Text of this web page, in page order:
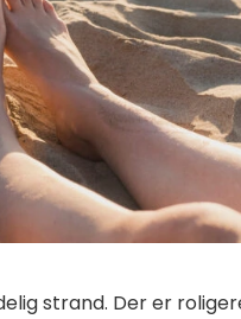
strand. Der er